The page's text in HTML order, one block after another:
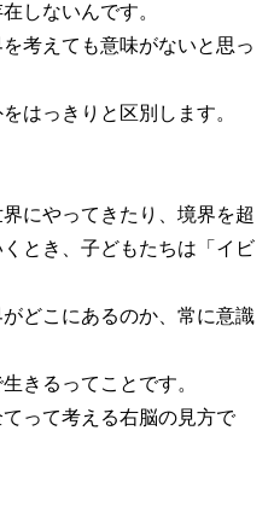
しないんです。
考えても意味がないと思っ
はっきりと区別します。
にやってきたり、境界を超
とき、子どもたちは「イビ
どこにあるのか、常に意識
きるってことです。
って考える右脳の見方で